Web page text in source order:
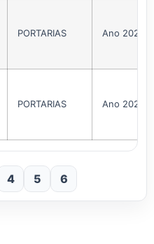
PORTARIAS Ano 2025
PORTARIAS Ano 2025
4 5 6